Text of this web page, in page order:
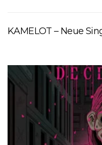
KAMELOT – Neue